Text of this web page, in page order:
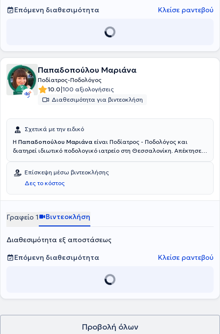
Επόμενη διαθεσιμότητα
Κλείσε ραντεβού
Παπαδοπούλου Μαριάνα
Ποδίατρος-Ποδολόγος
10.0|100 αξιολογήσεις
Διαθεσιμότητα για βιντεοκλήση
Σχετικά με την ειδικό
Η Παπαδοπούλου Μαριάνα είναι Ποδίατρος - Ποδολόγος και
διατηρεί ιδιωτικό ποδολογικό ιατρείο στη Θεσσαλονίκη. Απέκτησε
από το QUEEN MARGARET UNIVERSITY και είναι μεταπτυχιακός
φοιτητής στην εμβιομηχανική. Συνεργάστηκε με την χειρουργική
κλινική του Γενικού Νοσοκομείου Κιλκίς. Έχει συμμετάσχει σε
πολυάριθμα συνέδρια και είναι μέλος του Ελληνικού Συλλόγου
Health and Care Professions Council.
Επίσκεψη μέσω βιντεοκλήσης
Δες το κόστος
Γραφείο 1 Βιντεοκλήση
Διαθεσιμότητα εξ αποστάσεως
Επόμενη διαθεσιμότητα
Κλείσε ραντεβού
Προβολή όλων